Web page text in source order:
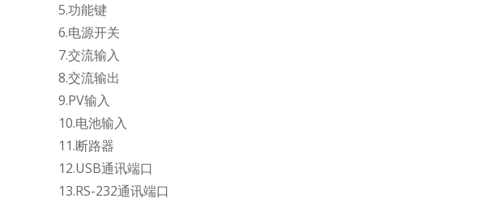
5.功能键
6.电源开关
7.交流输入
8.交流输出
9.PV输入
10.电池输入
11.断路器
12.USB通讯端口
13.RS-232通讯端口